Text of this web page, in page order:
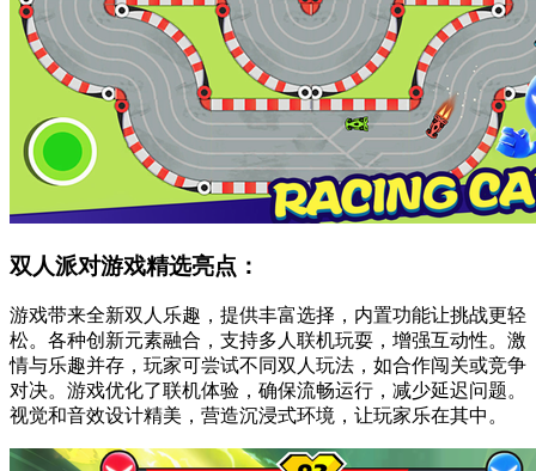
双人派对游戏精选亮点：
游戏带来全新双人乐趣，提供丰富选择，内置功能让挑战更轻
松。各种创新元素融合，支持多人联机玩耍，增强互动性。激
情与乐趣并存，玩家可尝试不同双人玩法，如合作闯关或竞争
对决。游戏优化了联机体验，确保流畅运行，减少延迟问题。
视觉和音效设计精美，营造沉浸式环境，让玩家乐在其中。